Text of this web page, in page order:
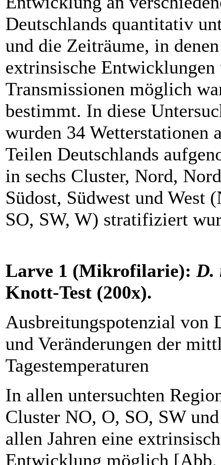
Deutschlands quan­titativ
und die Zeiträume, in ­denen
extrinsische Entwicklungen
Transmissionen möglich
bestimmt. In diese
wurden 34 Wetterstationen
Teilen Deutschlands
in sechs Cluster, Nord,
Südost, Südwest und West
SO, SW, W) stratifiziert
Larve 1 (Mikrofilarie): D.
Knott-Test (200x).
Ausbreitungspotenzial von
und Veränderungen der
Tagestemperaturen
In allen untersuchten
Cluster NO, O, SO, SW
allen Jahren eine
Entwicklung möglich